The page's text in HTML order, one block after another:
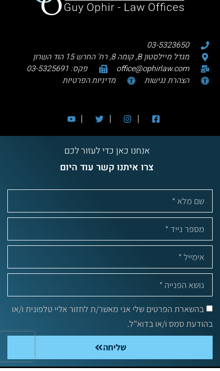
03-5323650
מגדל מיילסטון B, קומה 8, רח' החרש 15 הוד השרון
office@ophirlaw.com
פקס: 03-5325691
הצהרת נגישות
מדיניות הפרטיות
אנחנו כאן כדי לעזור לכם
צרו איתנו קשר עוד היום
בהשארת הפרטים שלי אני מאשר/ת לחזור אליי טלפונית ו/או
בהודעת סמס ו/או בדוא"ל.
שליחה